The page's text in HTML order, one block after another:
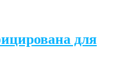
для